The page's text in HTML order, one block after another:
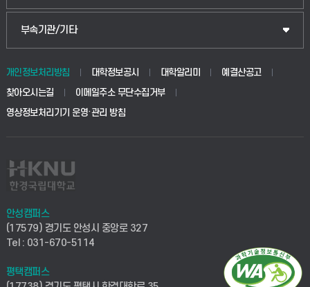
부속기관/기타
개인정보처리방침 대학정보공시 대학알리미
예결산공고
찾아오시는길
이메일주소 무단수집거부
영상정보처리기기 운영·관리 방침
안성캠퍼스
(17579) 경기도 안성시 중앙로 327
Tel : 031-670-5114
평택캠퍼스